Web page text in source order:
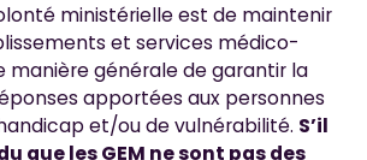
ministérielle est de maintenir
et services médico-
manière générale de garantir la
apportées aux personnes
et/ou de vulnérabilité. S’il
que les GEM ne sont pas des